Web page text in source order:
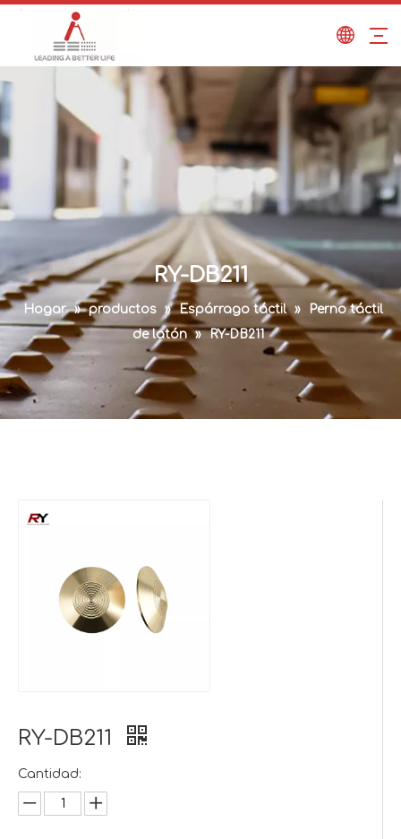
RY-DB211
Hogar » productos » Espárrago táctil »
Perno táctil
de latón » RY-DB211
RY-DB211
Cantidad: